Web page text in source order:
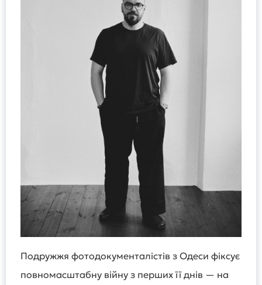
Подружжя фотодокументалістів з Одеси фіксує
повномасштабну війну з перших її днів — на